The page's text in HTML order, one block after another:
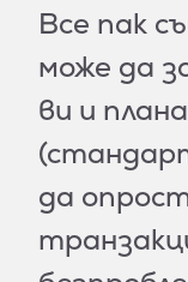
Все пак
може да
ви и
да